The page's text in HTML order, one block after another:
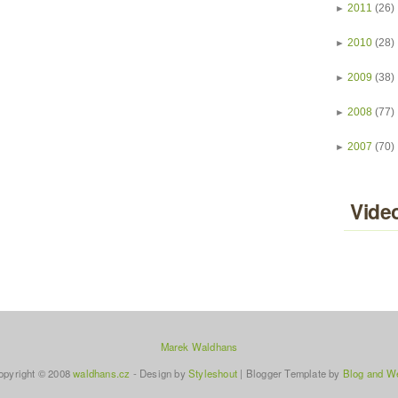
► 2011 (26)
► 2010 (28)
► 2009 (38)
► 2008 (77)
► 2007 (70)
Marek Waldhans
© 2008waldhans.cz - Design byStyleshout | Blogger Templateby Blog and